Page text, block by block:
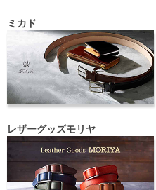
ミカド
レザーグッズモリヤ